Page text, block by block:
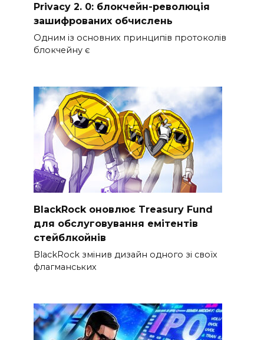
Privacy 2. 0: блокчейн-революція
зашифрованих обчислень
Одним із основних принципів протоколів
блокчейну є
BlackRock оновлює Treasury Fund
для обслуговування емітентів
стейблкойнів
BlackRock змінив дизайн одного зі своїх
флагманських